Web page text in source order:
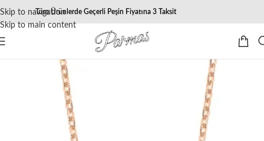
Skip to navigation
Skip to main content
Tüm Ürünlerde Geçerli Peşin Fiyatına 3 Taksit